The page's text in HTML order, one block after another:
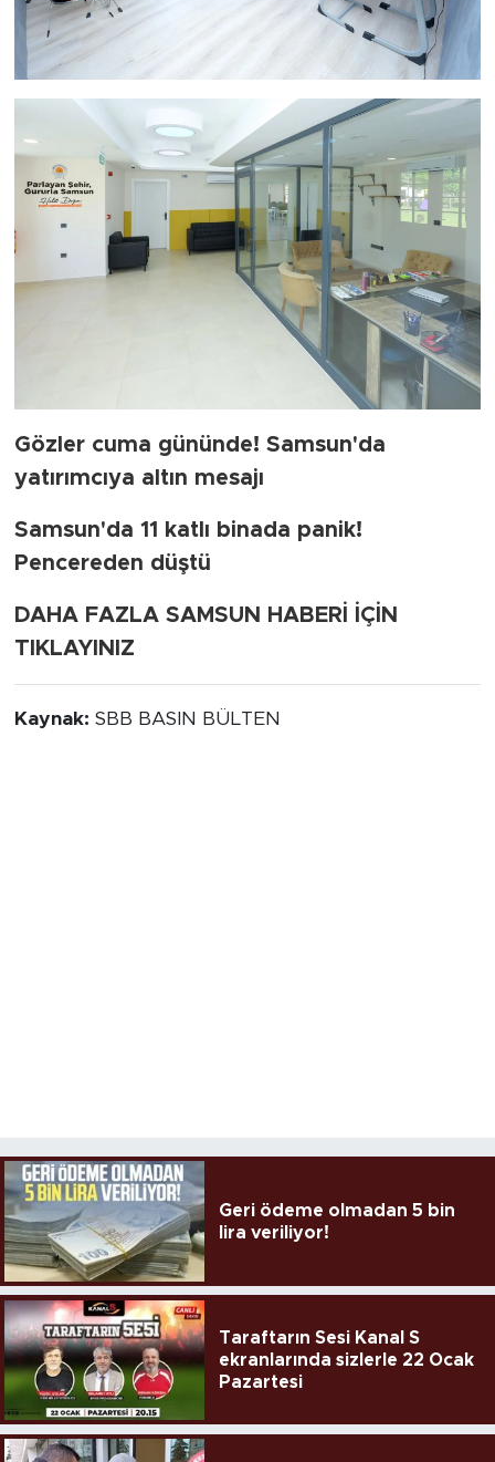
Gözler cuma gününde! Samsun'da
yatırımcıya altın mesajı
Samsun'da 11 katlı binada panik!
Pencereden düştü
DAHA FAZLA SAMSUN HABERİ İÇİN
TIKLAYINIZ
Kaynak: SBB BASIN BÜLTEN
Geri ödeme olmadan 5 bin
lira veriliyor!
Taraftarın Sesi Kanal S
ekranlarında sizlerle 22 Ocak
Pazartesi